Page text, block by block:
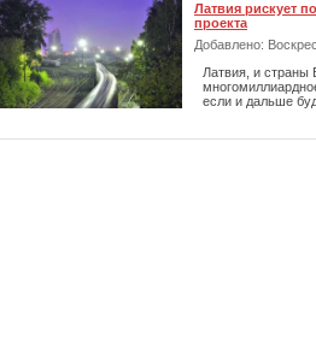
Латвия рискует
проекта
Добавлено:
Латвия, и страны
если и дальше